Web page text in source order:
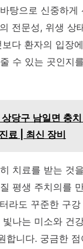
탕으로 신중하게
전문성, 위생 상
다 환자의 입장
수 있는 곳인지
당구 남일면 충
료 | 최신 장비
치료를 받는 것
평생 주치의를
라도 꾸준한 구
나는 미소와 건
합니다. 궁금한 점